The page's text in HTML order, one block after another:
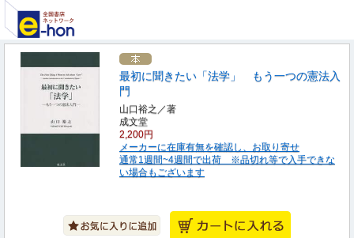
最初に聞きたい「法学」 もう一つの憲法入
門
山口裕之／著
成文堂
2,200円
メーカーに在庫有無を確認し、お取り寄せ
通常1週間~4週間で出荷 ※品切れ等で入手できな
い場合もございます